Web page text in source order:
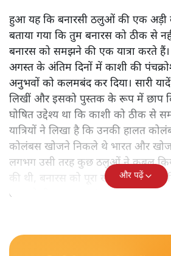
हुआ यह कि बनारसी ठलुओं की एक अड़ी
बताया गया कि तुम बनारस को ठीक से
बनारस को समझने की एक यात्रा करते
अगस्त के अंतिम दिनों में काशी की
अनुभवों को कलमबंद कर दिया। सारी
लिखीं और इसको पुस्तक के रूप में छाप
घोषित उद्देश्य था कि काशी को ठीक से
यात्रियों ने लिखा है कि उनकी हालत
कोलंबस खोजने निकले थे भारत और खोज
लगभग उसी तरह कुछ ठलुओं ने कुबूल किया
की थी, बनारस को पूरा खोजने के लिए
आपको ही समझकर संतुष्ट हो गए।
और पढ़ें